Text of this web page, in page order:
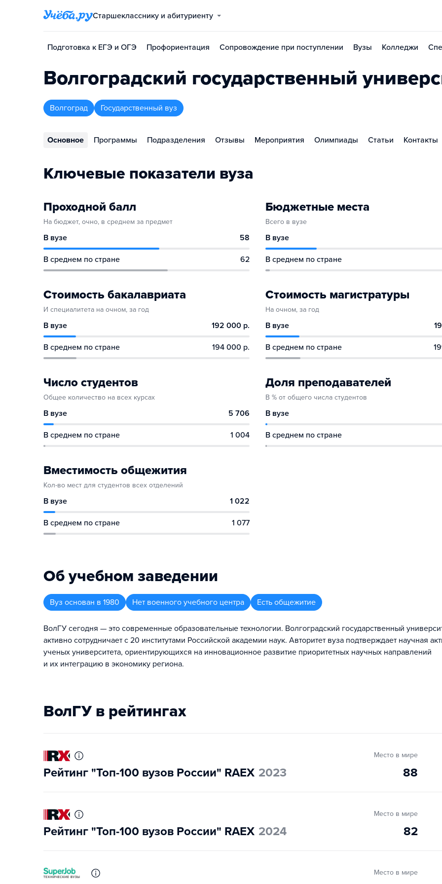
Старшекласснику и абитуриенту
Подготовка к ЕГЭ и ОГЭ Профориентация Сопровождение при поступлении Вузы Колледжи
Волгоградский государственный
Волгоград Государственный вуз
Основное Программы Подразделения Отзывы Мероприятия Олимпиады Статьи Контакты
Ключевые показатели вуза
Проходной балл
На бюджет, очно, в среднем за предмет
В вузе 58
В среднем по стране 62
Бюджетные места
Всего в вузе
В вузе
В среднем по стране
Стоимость бакалавриата
И специалитета на очном, за год
В вузе 192 000 р.
В среднем по стране 194 000 р.
Стоимость магистратуры
На очном, за год
В вузе
В среднем по стране
Число студентов
Общее количество на всех курсах
В вузе 5 706
В среднем по стране 1 004
Доля преподавателей
В % от общего числа студентов
В вузе
В среднем по стране
Вместимость общежития
Кол-во мест для студентов всех отделений
В вузе 1 022
В среднем по стране 1 077
Об учебном заведении
Вуз основан в 1980 Нет военного учебного центра Есть общежитие
ВолГУ сегодня — это современные образовательные технологии. Волгоградский государственный
активно сотрудничает с 20 институтами Российской академии наук. Авторитет вуза подтверждает научная
ученых университета, ориентирующихся на инновационное развитие приоритетных научных направлений
и их интеграцию в экономику региона.
ВолГУ в рейтингах
Место в мире
Рейтинг "Топ-100 вузов России" RAEX 2023 88
Место в мире
Рейтинг "Топ-100 вузов России" RAEX 2024 82
Место в мире